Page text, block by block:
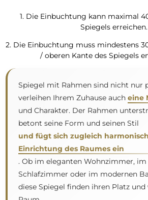
Kostenlose Lieferung
Transport
Um den Transport müssen Sie sich
wir kümmern uns darum, dass der von
Spiegel vollkommen sicher bei Ihnen
völlig kostenlos. Wir verfügen über
Fuhrpark und geschultes Personal,
garantieren, dass der Spiegel
großen Abmessungen bestellen,